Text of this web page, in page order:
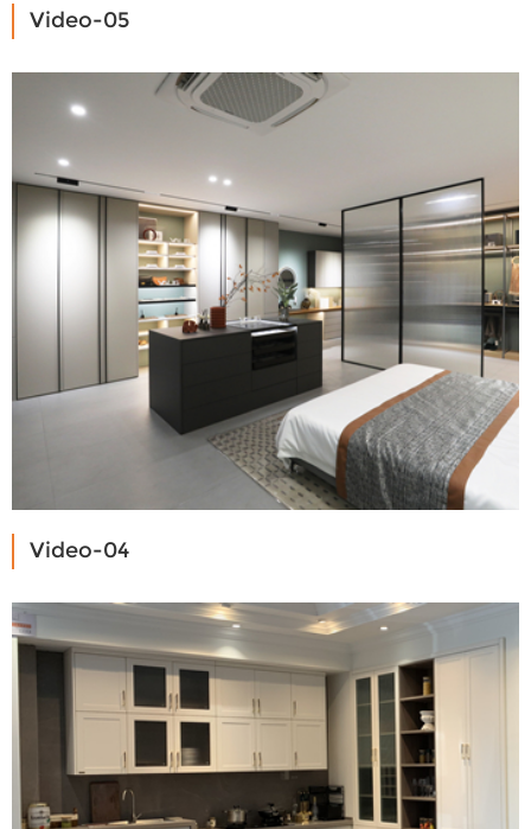
Video-05
Video-04